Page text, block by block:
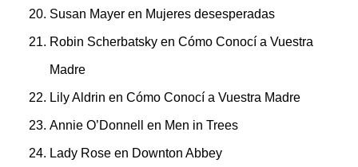
Susan Mayer en Mujeres desesperadas
Robin Scherbatsky en Cómo Conocí a Vuestra
Madre
Lily Aldrin en Cómo Conocí a Vuestra Madre
Annie O’Donnell en Men in Trees
Lady Rose en Downton Abbey